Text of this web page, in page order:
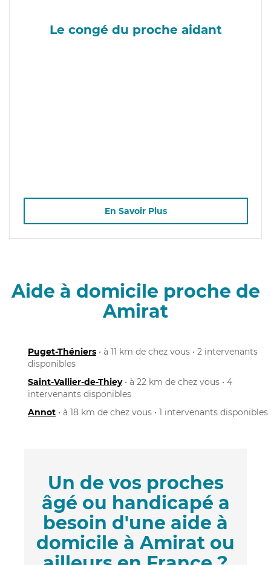
Le congé du proche aidant
En Savoir Plus
Aide à domicile proche de
Amirat
Puget-Théniers • à 11 km de chez vous • 2 intervenants
disponibles
Saint-Vallier-de-Thiey• à 22 km de chez vous • 4
intervenants disponibles
Annot • à 18 km de chez vous • 1 intervenants disponibles
Un de vos proches
âgé ou handicapé a
besoin d'une aide à
domicile à Amirat ou